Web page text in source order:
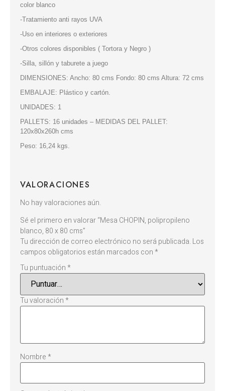
color blanco
-Tratamiento anti rayos UVA
-Uso en interiores o exteriores
-Otros colores disponibles ( Tortora y Negro )
-Silla, sillón y taburete a juego
DIMENSIONES: Ancho: 80 cms Fondo: 80 cms Altura: 72 cms
EMBALAJE: Plástico y cartón.
UNIDADES: 1
PALLETS: 16 unidades – MEDIDAS DEL PALLET:
120x80x260h cms
Peso: 16,24 kgs.
VALORACIONES
No hay valoraciones aún.
Sé el primero en valorar “Mesa CHOPIN, polipropileno
blanco, 80 x 80 cms”
Tu dirección de correo electrónico no será publicada. Los
campos obligatorios están marcados con*
Tu puntuación*
Tu valoración*
Nombre*